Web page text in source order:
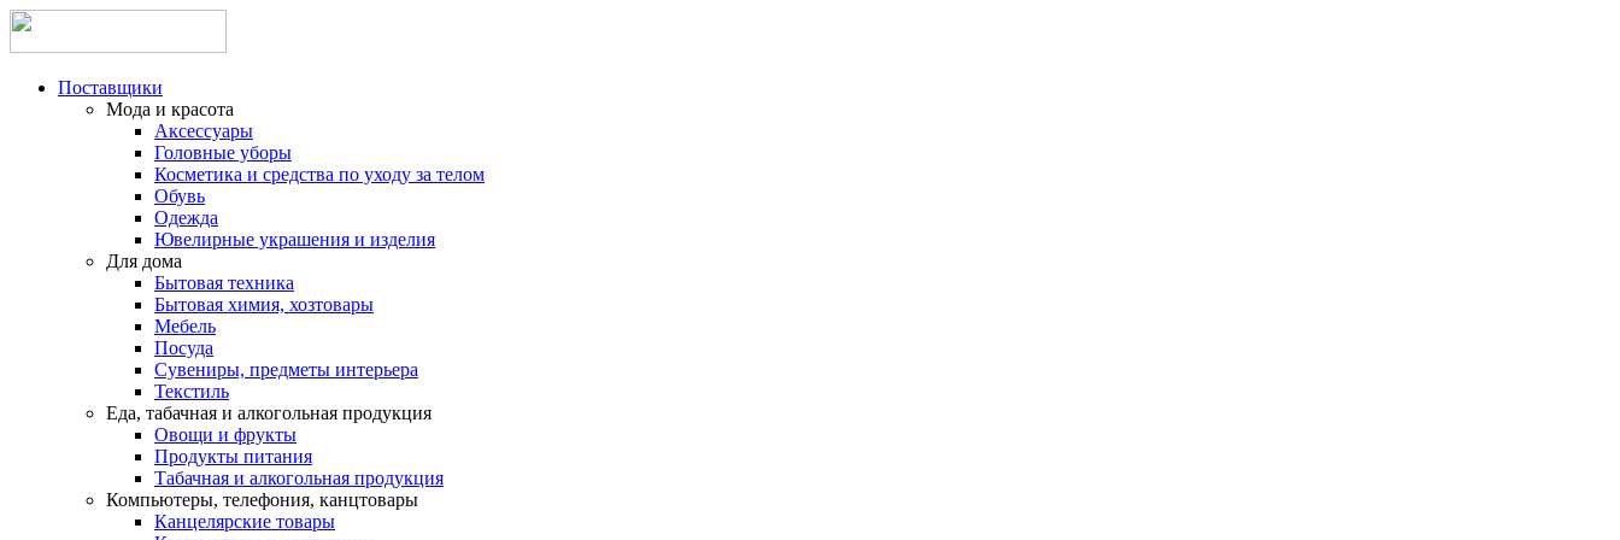
Поставщики
Мода и красота
Аксессуары
Головные уборы
Косметика и средства по уходу за телом
Обувь
Одежда
Ювелирные украшения и изделия
Для дома
Бытовая техника
Бытовая химия, хозтовары
Мебель
Посуда
Сувениры, предметы интерьера
Текстиль
Еда, табачная и алкогольная продукция
Овощи и фрукты
Продукты питания
Табачная и алкогольная продукция
Компьютеры, телефония, канцтовары
Канцелярские товары